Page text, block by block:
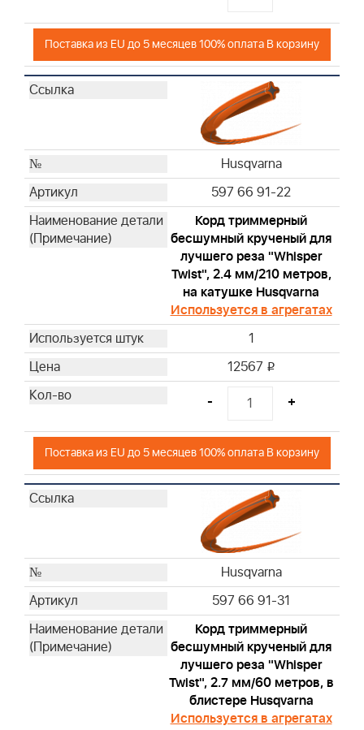
Поставка из EU до 5 месяцев 100% оплата В корзину
Husqvarna
597 66 91-22
Корд триммерный
бесшумный крученый для
лучшего реза "Whisper
Twist", 2.4 мм/210 метров,
на катушке Husqvarna
Используется в агрегатах
1
12567 i
- +
Поставка из EU до 5 месяцев 100% оплата В корзину
Husqvarna
597 66 91-31
Корд триммерный
бесшумный крученый для
лучшего реза "Whisper
Twist", 2.7 мм/60 метров, в
блистере Husqvarna
Используется в агрегатах